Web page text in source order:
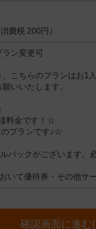
費税 200円）
ン変更可
こちらのプランはお1
いいたします。
料金です！☆
プランです♪☆
バックがございます。
いて優待券・その他サ
確認画面に進む